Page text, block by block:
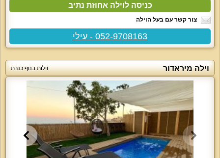
כניסה לוילה אחוזת נתיב
צור קשר עם בעל הוילה
052-9708163 - עילי
וילה מיראדור וילות בנוף כנרת